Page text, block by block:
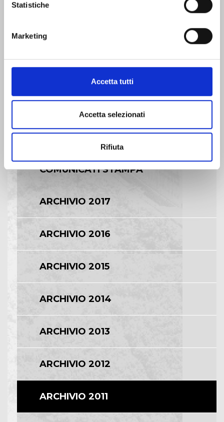
Statistiche
Marketing
Accetta tutti
Accetta selezionati
Rifiuta
CALENDARIO EVENTI SOCIETARI
DISPONIBILE
INTERMEDIE
ASSEMBLEE
COMUNICATI STAMPA
ARCHIVIO 2017
ARCHIVIO 2016
ARCHIVIO 2015
ARCHIVIO 2014
ARCHIVIO 2013
ARCHIVIO 2012
ARCHIVIO 2011